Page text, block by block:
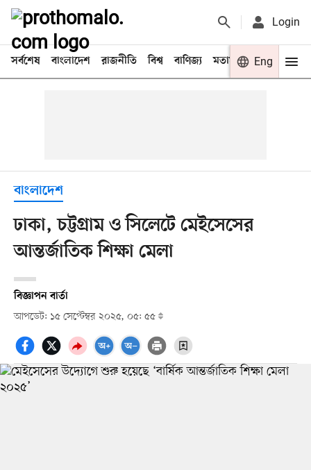
Login
সর্বশেষ বাংলাদেশ রাজনীতি বিশ্ব বাণিজ্য মতামত খেলা
Eng
বাংলাদেশ
ঢাকা, চট্টগ্রাম ও সিলেটে মেইসেসের
আন্তর্জাতিক শিক্ষা মেলা
বিজ্ঞাপন বার্তা
আপডেট: ১৫ সেপ্টেম্বর ২০২৫, ০৫: ৫৫